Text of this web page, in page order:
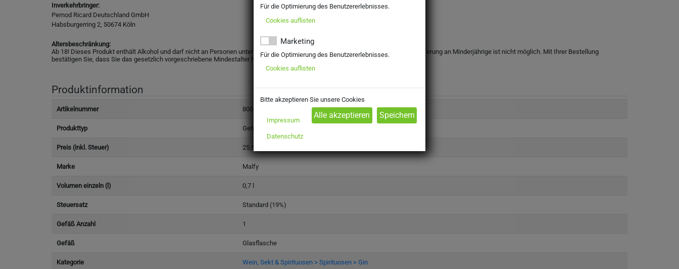
Inverkehrbringer:
Pernod Ricard Deutschland GmbH
Habsburgerring 2, 50674 Köln
Altersbeschränkung:
Ab 18! Dieses Produkt enthält Alkohol und darf nicht an Personen unter dem gesetzlichen Mindestalter abgegeben werden. Eine Lieferung an Minderjährige ist nicht möglich. Mit Ihrer Bestellung
bestätigen Sie, dass Sie das gesetzlich vorgeschriebene Mindestalter haben.
Produktinformation
Artikelnummer 8005432
Produkttyp Getränke
Preis (inkl. Steuer) 25,69 €
Marke Malfy
Volumen einzeln (l) 0,7 l
Steuersatz Standard (19%)
Gefäß Anzahl 1
Gefäß Glasflasche
Kategorie Wein, Sekt & Spirituosen > Spirituosen > Gin
Für die Optimierung des Benutzererlebnisses.
Cookies auflisten
Marketing
Für die Optimierung des Benutzererlebnisses.
Cookies auflisten
Bitte akzeptieren Sie unsere Cookies
Impressum
Datenschutz